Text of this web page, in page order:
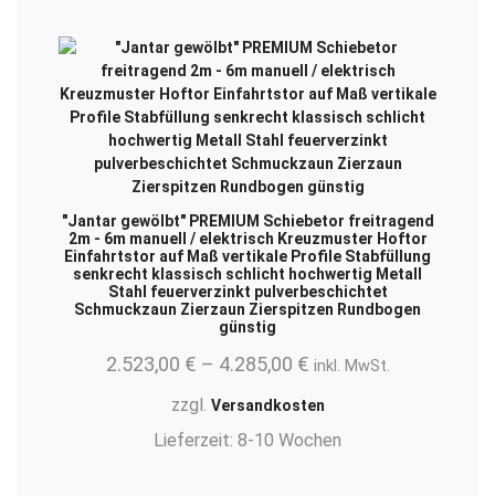
"Jantar gewölbt" PREMIUM Schiebetor freitragend
2m - 6m manuell / elektrisch Kreuzmuster Hoftor
Einfahrtstor auf Maß vertikale Profile Stabfüllung
senkrecht klassisch schlicht hochwertig Metall
Stahl feuerverzinkt pulverbeschichtet
Schmuckzaun Zierzaun Zierspitzen Rundbogen
günstig
2.523,00 € – 4.285,00 € inkl. MwSt.
zzgl. Versandkosten
Lieferzeit: 8-10 Wochen